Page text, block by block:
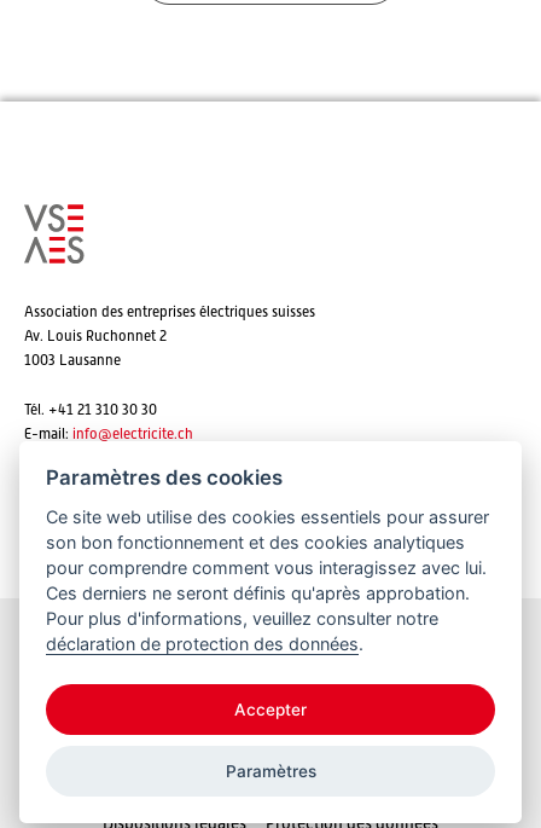
Association des entreprises électriques suisses
Av. Louis Ruchonnet 2
1003 Lausanne
Tél. +41 21 310 30 30
E-mail: info@electricite.ch
S'abonner aux newsletters
Restez informés
Dispositions légales
Protection des données
Paramètres des cookies
Ce site web utilise des cookies essentiels pour assurer
son bon fonctionnement et des cookies analytiques
pour comprendre comment vous interagissez avec lui.
Ces derniers ne seront définis qu'après approbation.
Pour plus d'informations, veuillez consulter notre
déclaration de protection des données.
Accepter
Paramètres